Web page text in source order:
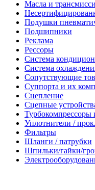
Масла и
Подушки
Подшипники
Реклама
Рессоры
Система
Система
Сопутствующие
Суппорта и их
Сцепление
Сцепные
Уплотнители /
Фильтры
Шланги / патрубки
Шпильки/гайки/